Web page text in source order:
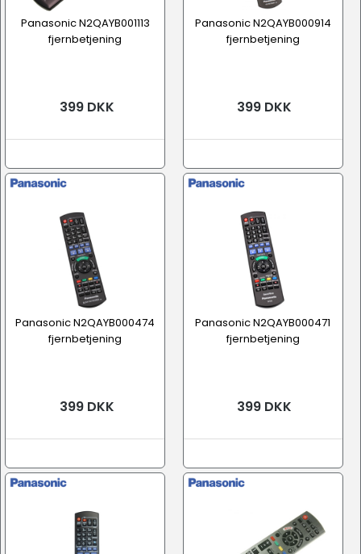
Panasonic N2QAYB001113
fjernbetjening
399 DKK
Panasonic N2QAYB000914
fjernbetjening
399 DKK
Panasonic N2QAYB000474
fjernbetjening
399 DKK
Panasonic N2QAYB000471
fjernbetjening
399 DKK